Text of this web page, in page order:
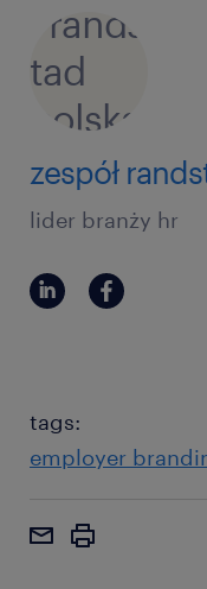
zespół
lider branży hr
tags:
employer